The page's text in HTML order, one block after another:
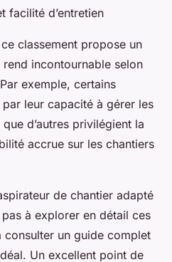
facilité d’entretien
classement propose un
rend incontournable selon
exemple, certains
leur capacité à gérer les
d’autres privilégient la
accrue sur les chantiers
de chantier adapté
à explorer en détail ces
un guide complet
Un excellent point de